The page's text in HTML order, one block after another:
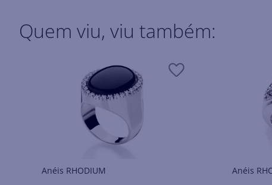
Quem viu, viu também:
Anéis RHODIUM Anéis